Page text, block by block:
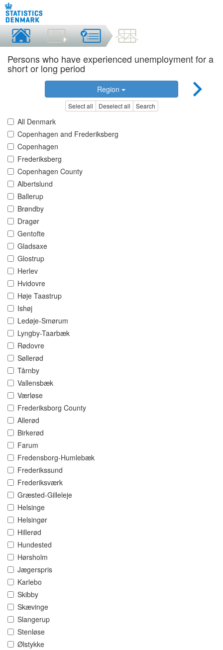
Persons who have experienced unemployment for a
short or long period
Region
Select all Deselect all Search
All Denmark
Copenhagen and Frederiksberg
Copenhagen
Frederiksberg
Copenhagen County
Albertslund
Ballerup
Brøndby
Dragør
Gentofte
Gladsaxe
Glostrup
Herlev
Hvidovre
Høje Taastrup
Ishøj
Ledøje-Smørum
Lyngby-Taarbæk
Rødovre
Søllerød
Tårnby
Vallensbæk
Værløse
Frederiksborg County
Allerød
Birkerød
Farum
Fredensborg-Humlebæk
Frederikssund
Frederiksværk
Græsted-Gilleleje
Helsinge
Helsingør
Hillerød
Hundested
Hørsholm
Jægerspris
Karlebo
Skibby
Skævinge
Slangerup
Stenløse
Ølstykke